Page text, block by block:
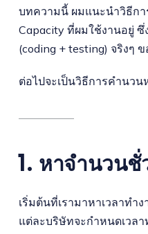
บทความนี้ ผมแนะนำวิธีกา
Capacity ที่ผมใช้งานอยู่
(coding + testing) จริงๆ
ต่อไปจะเป็นวิธีการคำนว
1. หาจำนวนชั่
เริ่มต้นที่เรามาหาเวลาทำ
แต่ละบริษัทจะกำหนดเวล